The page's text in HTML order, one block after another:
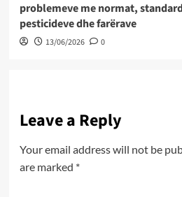
problemeve me normat,
pesticideve dhe farërave
13/06/2026 0
Leave a Reply
Your email address will not be
are marked *